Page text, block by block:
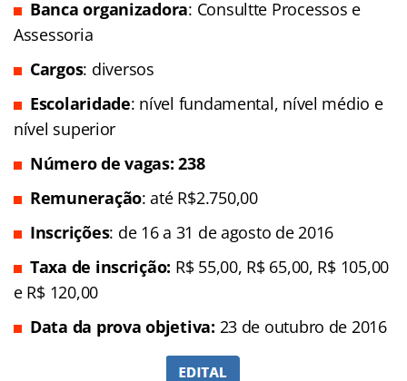
Banca organizadora: Consultte Processos e
Assessoria
Cargos: diversos
Escolaridade: nível fundamental, nível médio e
nível superior
Número de vagas: 238
Remuneração: até R$2.750,00
Inscrições: de 16 a 31 de agosto de 2016
Taxa de inscrição: R$ 55,00, R$ 65,00, R$ 105,00
e R$ 120,00
Data da prova objetiva: 23 de outubro de 2016